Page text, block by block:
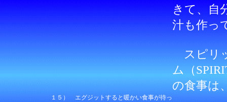
きて、自
汁も作っ
スピリ
ム（
の食事は
１５） エグジットすると暖かい食事が待っ